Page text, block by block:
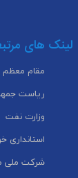
لینک های
مقام معظم
ریاست
وزارت نفت
استانداری
شرکت ملی